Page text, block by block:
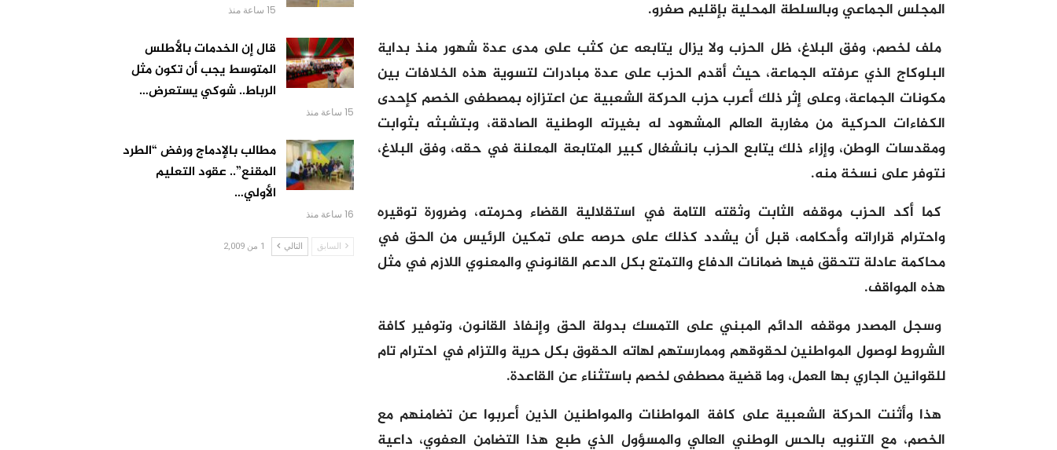
المجلس الجماعي وبالسلطة المحلية بإقليم صفرو.
ملف لخصم، وفق البلاغ، ظل الحزب ولا يزال يتابعه عن كثب على مدى عدة شهور منذ بداية
البلوكاج الذي عرفته الجماعة، حيث أقدم الحزب على عدة مبادرات لتسوية هذه الخلافات بين
مكونات الجماعة، وعلى إثر ذلك أعرب حزب الحركة الشعبية عن اعتزازه بمصطفى الخصم كإحدى
الكفاءات الحركية من مغاربة العالم المشهود له بغيرته الوطنية الصادقة، وبتشبثه بثوابت
ومقدسات الوطن، وإزاء ذلك يتابع الحزب بانشغال كبير المتابعة المعلنة في حقه، وفق البلاغ،
نتوفر على نسخة منه.
كما أكد الحزب موقفه الثابت وثقته التامة في استقلالية القضاء وحرمته، وضرورة توقيره
واحترام قراراته وأحكامه، قبل أن يشدد كذلك على حرصه على تمكين الرئيس من الحق في
محاكمة عادلة تتحقق فيها ضمانات الدفاع والتمتع بكل الدعم القانوني والمعنوي اللازم في مثل
هذه المواقف.
وسجل المصدر موقفه الدائم المبني على التمسك بدولة الحق وإنفاذ القانون، وتوفير كافة
الشروط لوصول المواطنين لحقوقهم وممارستهم لهاته الحقوق بكل حرية والتزام في احترام تام
للقوانين الجاري بها العمل، وما قضية مصطفى لخصم باستثناء عن القاعدة.
هذا وأثنت الحركة الشعبية على كافة المواطنات والمواطنين الذين أعربوا عن تضامنهم مع
الخصم، مع التنويه بالحس الوطني العالي والمسؤول الذي طبع هذا التضامن العفوي، داعية
15 ساعة منذ
قال إن الخدمات بالأطلس
المتوسط يجب أن تكون مثل
الرباط.. شوكي يستعرض…
15 ساعة منذ
مطالب بالإدماج ورفض “الطرد
المقنع”.. عقود التعليم
الأولي…
16 ساعة منذ
السابق التالي 1 من 2,009